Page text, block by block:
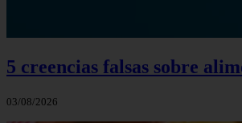
5 creencias falsas sobre
03/08/2026